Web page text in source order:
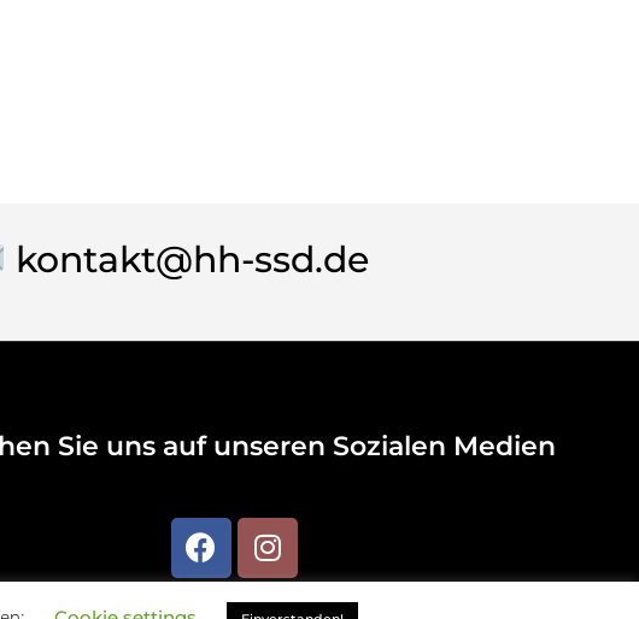
kontakt@hh-ssd.de
Sie uns auf unseren Sozialen Medien